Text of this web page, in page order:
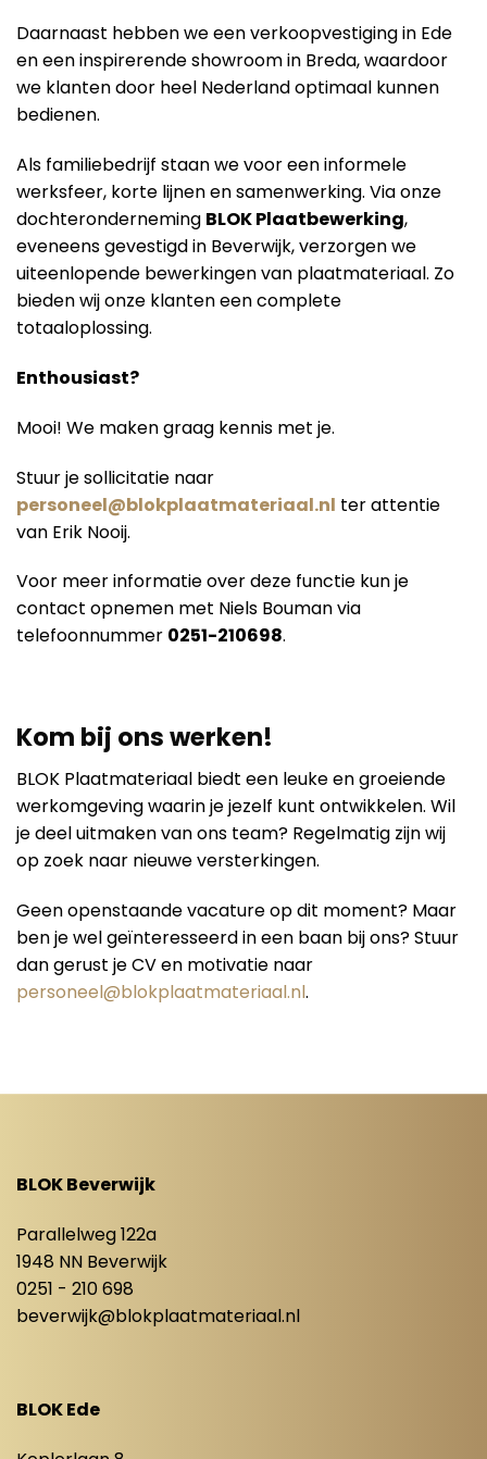
Daarnaast hebben we een verkoopvestiging in Ede
en een inspirerende showroom in Breda, waardoor
we klanten door heel Nederland optimaal kunnen
bedienen.
Als familiebedrijf staan we voor een informele
werksfeer, korte lijnen en samenwerking. Via onze
dochteronderneming BLOK Plaatbewerking,
eveneens gevestigd in Beverwijk, verzorgen we
uiteenlopende bewerkingen van plaatmateriaal. Zo
bieden wij onze klanten een complete
totaaloplossing.
Enthousiast?
Mooi! We maken graag kennis met je.
Stuur je sollicitatie naar
personeel@blokplaatmateriaal.nl ter attentie
van Erik Nooij.
Voor meer informatie over deze functie kun je
contact opnemen met Niels Bouman via
telefoonnummer 0251-210698.
Kom bij ons werken!
BLOK Plaatmateriaal biedt een leuke en groeiende
werkomgeving waarin je jezelf kunt ontwikkelen. Wil
je deel uitmaken van ons team? Regelmatig zijn wij
op zoek naar nieuwe versterkingen.
Geen openstaande vacature op dit moment? Maar
ben je wel geïnteresseerd in een baan bij ons? Stuur
dan gerust je CV en motivatie naar
personeel@blokplaatmateriaal.nl.
BLOK Beverwijk
Parallelweg 122a
1948 NN Beverwijk
0251 - 210 698
beverwijk@blokplaatmateriaal.nl
BLOK Ede